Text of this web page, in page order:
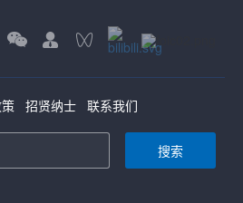
招贤纳士 联系我们
搜索